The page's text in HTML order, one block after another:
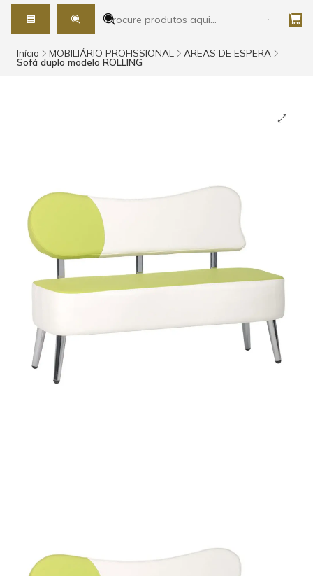
Início MOBILIÁRIO PROFISSIONAL AREAS DE ESPERA
Sofá duplo modelo ROLLING